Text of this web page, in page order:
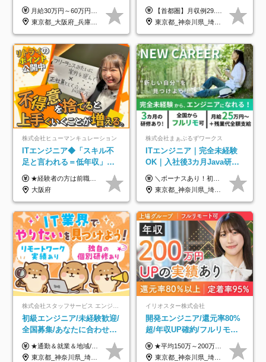
ト案件多数*残業ほぼ0*通院
のための半休制度あり
月給30万円～60万円+住宅手当+職能手当+役職手当+決算賞与+報奨金 ※経験・能力を考慮し、優遇します ※給与には20時間分のみなし時間外手当(3万7000円以上)を含みます(超過時間分は別途追加支給) ※試用期間3～6ヵ月あり(その間の給与、待遇に差異なし) ※場合によって契約社員での採用の可能性あり(面接時に応相談)
東京都_大阪府_兵庫県_京都府_福岡県
属/月収例29.5万円/Web面接
1回/SE
【首都圏】月収例29.5万円（月給26万円＋諸手当） 【東海・関西】月収例28.5万円（月給25万円＋諸手当） 【九州】月収例26万円（月給23万円＋諸手当） ※経験・スキル・前職給与を踏まえ、総合的に判断して決定します。 例：首都圏 月収例31万円（月給27万円＋諸手当） ◆各種手当 ・通勤手当（上限4万円まで） ・残業代手当（1分単位で全額支給） ※固定残業代制は採用しておりません ・深夜勤務手当 ・資格取得支援（ランクに応じてお祝い金1万円～10万円を支給） ◆昇給：年1回 ◆補足 ・研修中1ヶ月間は、時給1670円となります。 ・試用期間6ヶ月あり。その間の待遇に変更はありません。 ※詳細は面接時にご案内します。
東京都_神奈川県_埼玉県_千葉県_大阪府_愛知県_兵庫県_京都府_福岡県
株式会社ヒューマンキュレーション
ITエンジニア◆「スキル不
足と言われる＝低年収」で
はない！｜ 不安を克服し、
年収アップした社員の実例
★経験者の方は前職の年収以上を保証します ★案件単価を開示した上で80％以上を還元します 月給25万円以上＋賞与年2回 ※経験や能力を考慮の上で優遇します ※試用期間が3ヶ月(その間の給与・待遇・雇用形態に変更はありません) ※月給には月20時間分のみなし残業手当(5万円)を含みます(超過分は別途支給) ★残業平均は月10時間以下ですので、毎月10時間分程度はお得です！
大阪府
株式会社まぁぶるずワークス
ITエンジニア｜完全未経験
OK｜入社後3カ月Java研修
｜リモート率8割以上｜充実
のキャリア支援｜残業月10h
＼ボーナスあり！初年度から年収300万円以上／ ■月給25万円～35万円＋残業代全額支給＋各種手当＋賞与年1回 ◎経験・年齢・スキルなどを考慮し、できるだけ優遇します ◎試用期間中(3カ月)は契約社員で、月給21万円＋諸手当になります。 (試用期間中は残業が発生しません。その他の待遇に変更はありません) ----------------- ＼3つの評価軸！実力次第で早期収入アップ！／ 【1】スキル(IT理解、実装力、設計) 【2】実務力(現場評価、コミュ力、品質) 【3】姿勢(自走力、意欲、責任感) この3つの評価軸で、3カ月ごとに評価。社内グレードにより、給与が決まる明確な仕組みです。何ができれば給与が上がるのか分かりやすく、実力や努力次第で早期に収入を増やせます！ 【固定残業代について】 なし（残業代は、実際の労働時間に応じて別途全額支給）
東京都_神奈川県_埼玉県_千葉県_大阪府_愛知県_北海道_青森県_岩手県_宮城県_秋田県_山形県_福島県_茨城県_栃木県_群馬県_新潟県_山梨県_長野県_富山県_石川県_福井県_静岡県_岐阜県_三重県_兵庫県_京都府_滋賀県_奈良県_和歌山県_広島県_岡山県_鳥取県_島根県_山口県_徳島県_香川県_愛媛県_高知県_福岡県_熊本県_佐賀県_長崎県_大分県_宮崎県_鹿児島県_沖縄県
株式会社スタッフサービス エンジニアリング事業本部
初級エンジニア/未経験歓迎/
全国募集/あなたに合わせた
オリジナル研修をご用
意/AI・IoT/残業平均8時間
★通勤＆就業＆地域/住宅＆役職手当あり ★残業代は全額支給 ★選べる給与制度あり！ ■東京・神奈川・千葉・埼玉勤務の場合 月給24.5万円～55万円＋諸手当 （残業代は全額支給） (20,000円の地域/住宅手当込み) ■愛知・京都・大阪・兵庫勤務の場合 月給24万円以上＋諸手当 （残業代は全額支給） (15,000円の地域/住宅手当込み) ■茨城・栃木・群馬・静岡・三重・滋賀・広島・福岡勤務の場合 月給23.5万円以上＋諸手当 （残業代は全額支給） (10,000円の地域/住宅手当込み) ■北海道・宮城・山梨・長野・岐阜・奈良・和歌山・岡山勤務の場合 月給23万円以上＋諸手当 （残業代は全額支給） (5,000円の地域/住宅手当込み) ■その他のエリア勤務の場合 月給22.5万円以上＋諸手当 （残業代は全額支給） ※経験や能力を考慮し、当社規定により優遇します 【昇給：年一回実施】 【選べる給与制度】 ★収入を重視する方に… 「変動型人事制度」の選択も可能（派遣先からの評価に応じて収入アップ！） ※年2回のタイミングで希望者と面談の上決定します。
東京都_神奈川県_埼玉県_千葉県_大阪府_愛知県_北海道_岩手県_宮城県_山形県_福島県_茨城県_栃木県_群馬県_山梨県_長野県_富山県_石川県_静岡県_岐阜県_三重県_兵庫県_京都府_滋賀県_奈良県_広島県_岡山県_山口県_愛媛県_福岡県_熊本県_長崎県
イリオスター株式会社
開発エンジニア/還元率80%
超/年収UP確約/フルリモ
OK/年休130日/平均残業7h/
約2万件の案件から選択
★平均150万～200万円年収UPを実現！ ★前職給与を100％保証！ ★案件内容の開示・明確な評価体制あり ⇒クライアント評価で即昇給を実現したケースも◎ ★年12回（毎月昇給チャンスあり） ■月給35万円～103万円 ※経験・能力・前職給与を考慮し、決定 ※上記給与には月30時間分(6万6500円以上)の固定残業代が含まれます。超過分は手当として別途支給します ※試用期間3ヶ月あり(期間中の給与・待遇面に差異はありません) ▼収入アップの実例をご紹介 ───────────── ★働き方改革をした30代男性（PG） 子どもが生まれたばかりなのに、忙しい現場で残業も月50～60時間が当たり前。 ⇒残業ほぼゼロ＆週3リモートの働き方に！しかも給与もアップ！ ★収入アップした30代男性（PM） 子供が3人いて家計も苦しく、残業代で稼ぐ日々… ⇒残業をたくさんしていた年収額より、100万円以上アップしました！
東京都_神奈川県_埼玉県_千葉県_大阪府_愛知県_北海道_青森県_岩手県_宮城県_秋田県_山形県_福島県_茨城県_栃木県_群馬県_新潟県_山梨県_長野県_富山県_石川県_福井県_静岡県_岐阜県_三重県_兵庫県_京都府_滋賀県_奈良県_和歌山県_広島県_岡山県_鳥取県_島根県_山口県_徳島県_香川県_愛媛県_高知県_福岡県_熊本県_佐賀県_長崎県_大分県_宮崎県_鹿児島県_沖縄県